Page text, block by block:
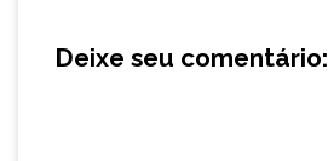
Deixe seu comentário: